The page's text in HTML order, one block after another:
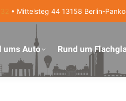
• Mittelsteg 44 13158 Berlin-
ums Auto Rund um